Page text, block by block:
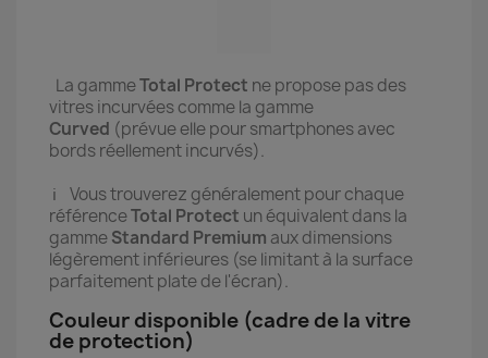
La gammeTotal Protect ne propose pas des
vitres incurvées comme la gamme
Curved (prévue elle pour smartphones avec
bords réellement incurvés).
ℹ️ Vous trouverez généralement pour chaque
référenceTotal Protect un équivalent dans la
gammeStandard Premium aux dimensions
légèrement inférieures (se limitant à la surface
parfaitement plate de l'écran).
Couleur disponible (cadre de la vitre
de protection)